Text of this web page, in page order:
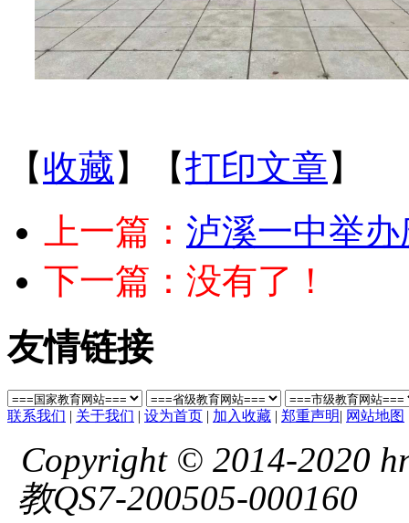
【收藏】【打印文章】
上一篇： 泸溪一中举
下一篇：没有了！
友情链接
联系我们 | 关于我们 | 设为首页 | 加入收藏 | 郑重声明| 网站地图
Copyright © 2014-2020
教QS7-200505-000160